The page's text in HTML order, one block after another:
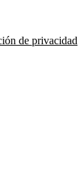
de privacidad